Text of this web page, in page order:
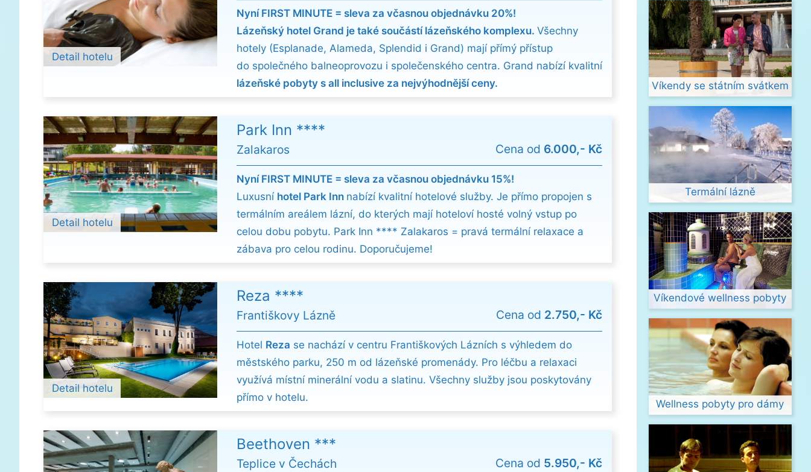
Nyní FIRST MINUTE = sleva za včasnou objednávku 20%!
Lázeňský hotel Grand je také součástí lázeňského komplexu. Všechny
hotely (Esplanade, Alameda, Splendid i Grand) mají přímý přístup
do společného balneoprovozu i společenského centra. Grand nabízí kvalitní
lázeňské pobyty s all inclusive za nejvýhodnější ceny.
Detail hotelu
Park Inn ****
Zalakaros
Nyní FIRST MINUTE = sleva za včasnou objednávku 15%!
Luxusní hotel Park Inn nabízí kvalitní hotelové služby. Je přímo propojen s
termálním areálem lázní, do kterých mají hoteloví hosté volný vstup po
celou dobu pobytu. Park Inn **** Zalakaros = pravá termální relaxace a
zábava pro celou rodinu. Doporučujeme!
Cena od 6.000,- Kč
Detail hotelu
Reza ****
Františkovy Lázně
Hotel Reza se nachází v centru Františkových Lázních s výhledem do
městského parku, 250 m od lázeňské promenády. Pro léčbu a relaxaci
využívá místní minerální vodu a slatinu. Všechny služby jsou poskytovány
přímo v hotelu.
Cena od 2.750,- Kč
Detail hotelu
Beethoven ***
Teplice v Čechách Cena od 5.950,- Kč
Víkendy se státním svátkem
Termální lázně
Víkendové wellness pobyty
Wellness pobyty pro dámy